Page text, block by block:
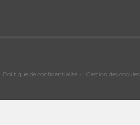
Politique de confidentialité Gestion des cookies